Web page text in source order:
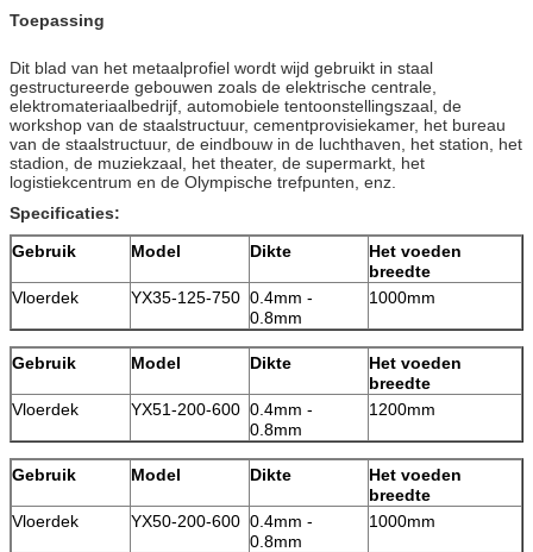
Toepassing
Dit blad van het metaalprofiel wordt wijd gebruikt in staal
gestructureerde gebouwen zoals de elektrische centrale,
elektromateriaalbedrijf, automobiele tentoonstellingszaal, de
workshop van de staalstructuur, cementprovisiekamer, het bureau
van de staalstructuur, de eindbouw in de luchthaven, het station, het
stadion, de muziekzaal, het theater, de supermarkt, het
logistiekcentrum en de Olympische trefpunten, enz.
Specificaties:
Gebruik
Model Dikte
Het voeden
breedte
Vloerdek
YX35-125-750 0.4mm -
0.8mm
1000mm
Gebruik Model Dikte
Het voeden
breedte
Vloerdek
YX51-200-600 0.4mm -
0.8mm
1200mm
Gebruik Model Dikte
Het voeden
breedte
Vloerdek
YX50-200-600 0.4mm -
0.8mm
1000mm